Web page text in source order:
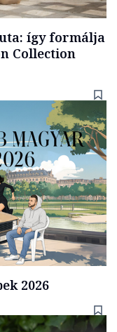
így formálja
Collection
2026